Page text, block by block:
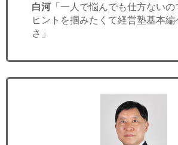
白河「一人で悩んでも仕方ないの
ヒントを掴みたくて経営塾基本
さ」